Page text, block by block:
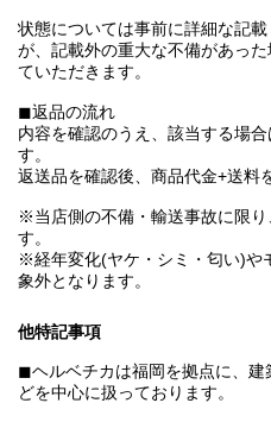
状態については事前に詳細な記
が、記載外の重大な不備があっ
ていただきます。
◼︎返品の流れ
内容を確認のうえ、該当する場
す。
返送品を確認後、商品代金+送料
※当店側の不備・輸送事故に限
す。
※経年変化(ヤケ・シミ・匂い)や
象外となります。
他特記事項
◼︎ヘルベチカは福岡を拠点に、
どを中心に扱っております。